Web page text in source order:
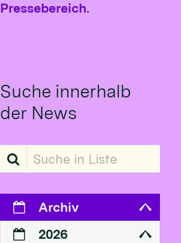
Pressebereich.
Suche innerhalb
der News
Suche in Liste
Archiv
2026